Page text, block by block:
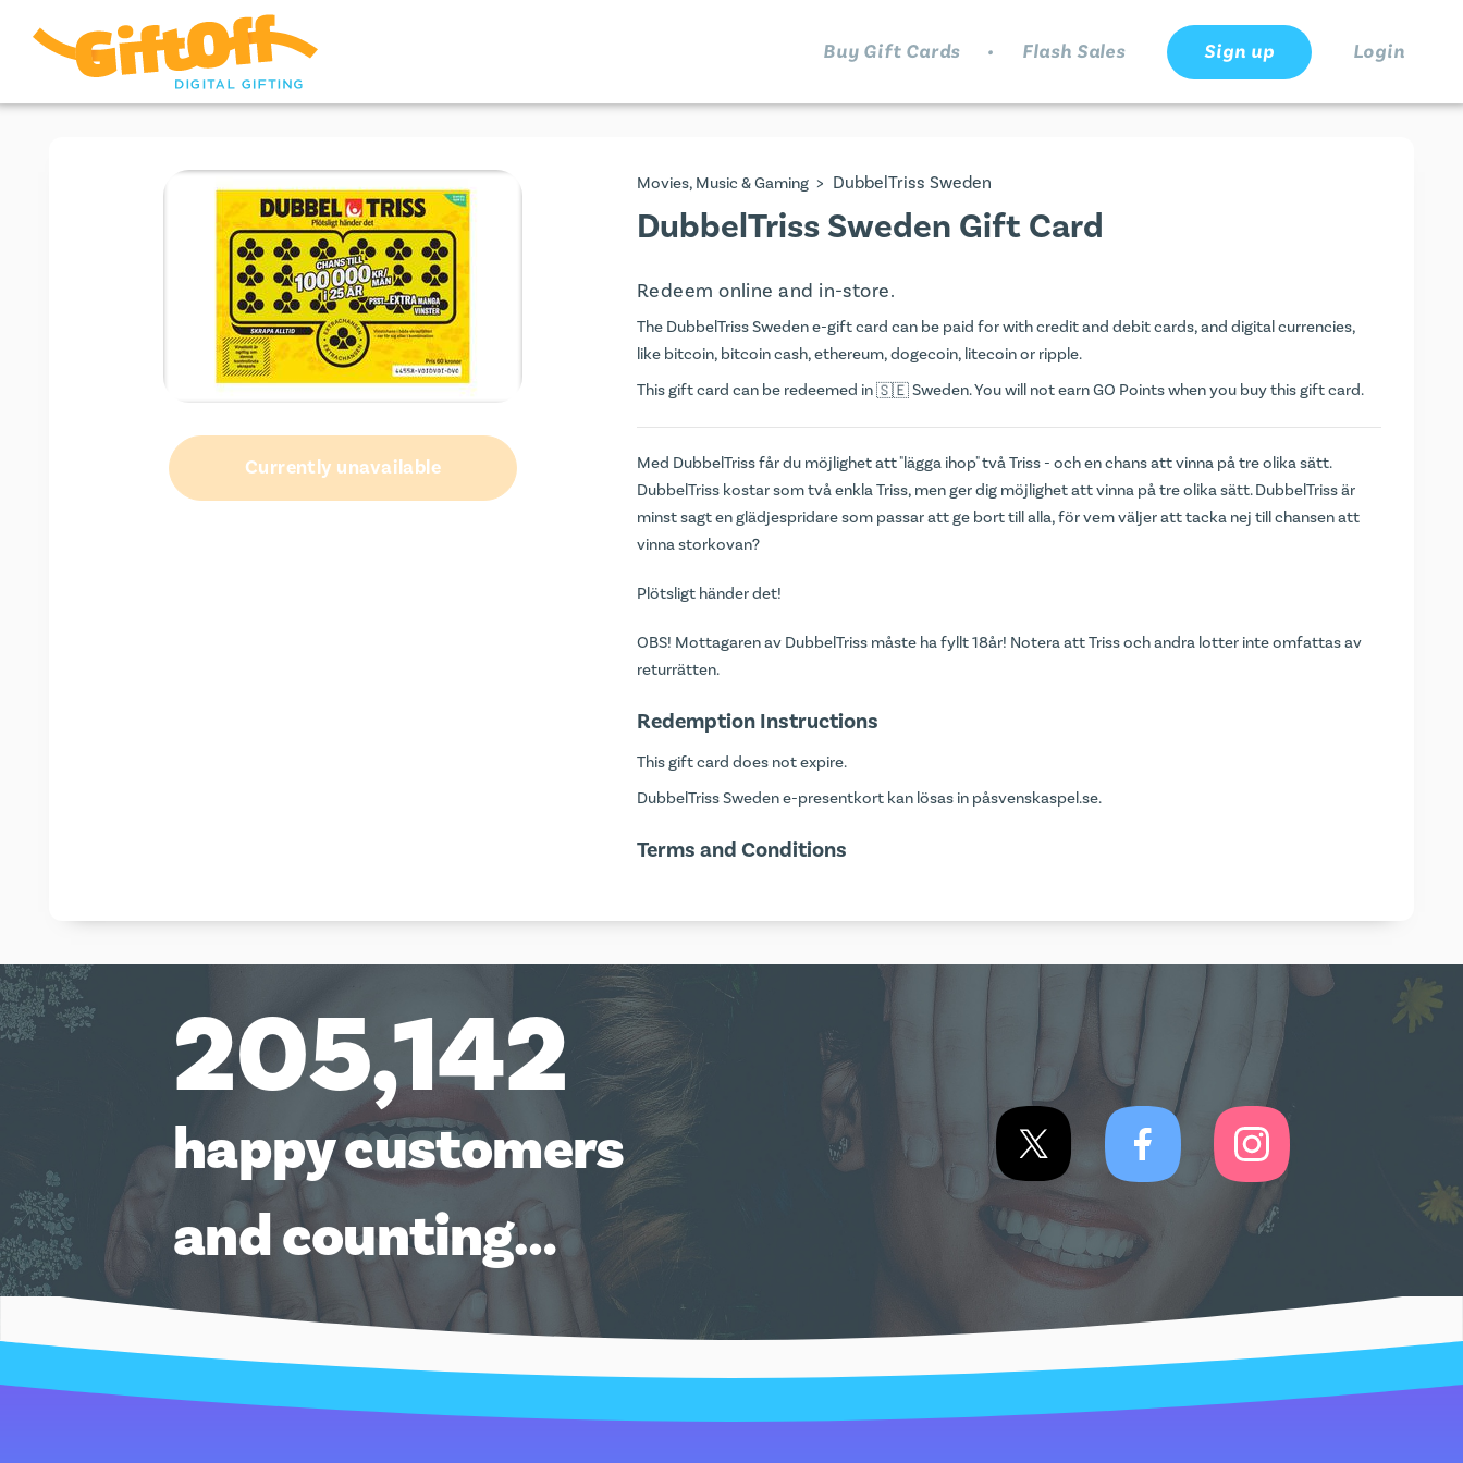
Buy Gift Cards . Flash Sales Sign up Login
Currently unavailable
Movies, Music & Gaming > DubbelTriss Sweden
DubbelTriss Sweden Gift Card
Redeem online and in-store.
The DubbelTriss Sweden e-gift card can be paid for with credit and debit cards, and digital currencies,
like bitcoin, bitcoin cash, ethereum, dogecoin, litecoin or ripple.
This gift card can be redeemed in
Sweden. You will not earnGO Pointswhen you buy this gift card.
Med DubbelTriss får du möjlighet att "lägga ihop" två Triss - och en chans att vinna på tre olika sätt.
DubbelTriss kostar som två enkla Triss, men ger dig möjlighet att vinna på tre olika sätt. DubbelTriss är
minst sagt en glädjespridare som passar att ge bort till alla, för vem väljer att tacka nej till chansen att
vinna storkovan?
Plötsligt händer det!
OBS! Mottagaren av DubbelTriss måste ha fyllt 18år! Notera att Triss och andra lotter inte omfattas av
returrätten.
Redemption Instructions
This gift card does not expire.
DubbelTriss Sweden e-presentkort kan lösas in påsvenskaspel.se.
Terms and Conditions
205,142
happy customers
and counting…